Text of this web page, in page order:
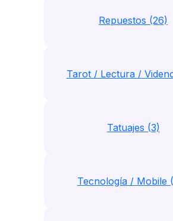
Repuestos (26)
Tarot / Lectura /
Tatuajes (3)
Tecnología / Mobile